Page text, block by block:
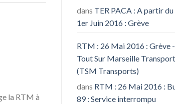
la RTM à
dans TER PACA : A partir du
1er Juin 2016 : Grève
RTM : 26 Mai 2016 : Grève -
Tout Sur Marseille
(TSM Transports)
dans RTM : 26 Mai 2016 :
89 : Service interrompu